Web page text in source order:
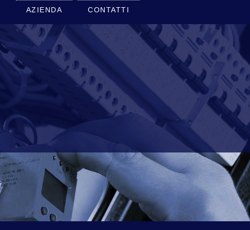
AZIENDA CONTATTI